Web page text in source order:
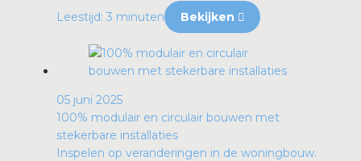
Leestijd: 3 minuten Bekijken
05 juni 2025
100% modulair en circulair bouwen met
stekerbare installaties
Inspelen op veranderingen in de woningbouw.